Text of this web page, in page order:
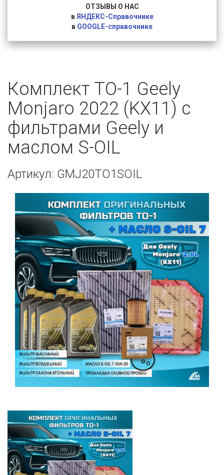
ОТЗЫВЫ О НАС
вЯНДЕКС-Справочнике
в GOOGLE-справочнике
Комплект ТО-1 Geely
Monjaro 2022 (KX11) с
фильтрами Geely и
маслом S-OIL
Артикул: GMJ20TO1SOIL